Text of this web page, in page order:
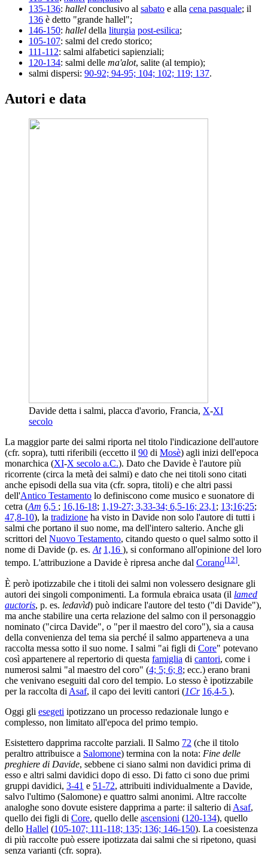
135-136: hallel conclusivo al sabato e alla cena pasquale; il
136 è detto "grande hallel";
146-150: hallel della liturgia post-esilica;
105-107: salmi del credo storico;
111-112: salmi alfabetici sapienziali;
120-134: salmi delle ma'alot, salite (al tempio);
salmi dispersi: 90-92; 94-95; 104; 102; 119; 137.
Autori e data
Davide detta i salmi, placca d'avorio, Francia, X-XI
secolo
La maggior parte dei salmi riporta nel titolo l'indicazione dell'autore
(cfr. sopra), tutti riferibili (eccetto il 90 di Mosè) agli inizi dell'epoca
monarchica (XI-X secolo a.C.). Dato che Davide è l'autore più
ricorrente (circa la metà dei salmi) e dato che nei titoli sono citati
anche episodi della sua vita (cfr. sopra, titoli) e che altri passi
dell'Antico Testamento lo definiscono come musico e suonatore di
cetra (Am 6,5 ; 16,16-18; 1,19-27; 3,33-34; 6,5-16; 23,1; 13;16;25;
47,8-10), la tradizione ha visto in Davide non solo l'autore di tutti i
salmi che portano il suo nome, ma dell'intero salterio. Anche gli
scrittori del Nuovo Testamento, citando questo o quel salmo sotto il
nome di Davide (p. es.At 1,16 ), si conformano all'opinione del loro
tempo. L'attribuzione a Davide è ripresa anche dal Corano[12].
È però ipotizzabile che i titoli dei salmi non volessero designare gli
autori dei singoli componimenti. La formula ebraica usata (il lamed
auctoris, p. es. ledavìd) può indicare l'autore del testo ("di Davide"),
ma anche stabilire una certa relazione del salmo con il personaggio
nominato ("circa Davide", o "per il maestro del coro"), sia a causa
della convenienza del tema sia perché il salmo apparteneva a una
raccolta messa sotto il suo nome. I salmi "ai figli di Core" potevano
così appartenere al repertorio di questa famiglia di cantori, come i
numerosi salmi "al maestro del coro" (4; 5; 6; 8; ecc.) erano brani
che venivano eseguiti dal coro del tempio. Lo stesso è ipotizzabile
per la raccolta di Asaf, il capo dei leviti cantori (1Cr 16,4-5 ).
Oggi gli esegeti ipotizzano un processo redazionale lungo e
complesso, non limitato all'epoca del primo tempio.
Esistettero dapprima raccolte parziali. Il Salmo 72 (che il titolo
peraltro attribuisce a Salomone) termina con la nota: Fine delle
preghiere di Davide, sebbene ci siano salmi non davidici prima di
esso e altri salmi davidici dopo di esso. Di fatto ci sono due primi
gruppi davidici, 3-41 e 51-72, attribuiti individualmente a Davide,
salvo l'ultimo (Salomone) e quattro salmi anonimi. Altre raccolte
analoghe sono dovute esistere dapprima a parte: il salterio di Asaf,
quello dei figli di Core, quello delle ascensioni (120-134), quello
dello Hallel (105-107; 111-118; 135; 136; 146-150). La coesistenza
di più raccolte può essere ipotizzata dai salmi che si ripetono, quasi
senza varianti (cfr. sopra).